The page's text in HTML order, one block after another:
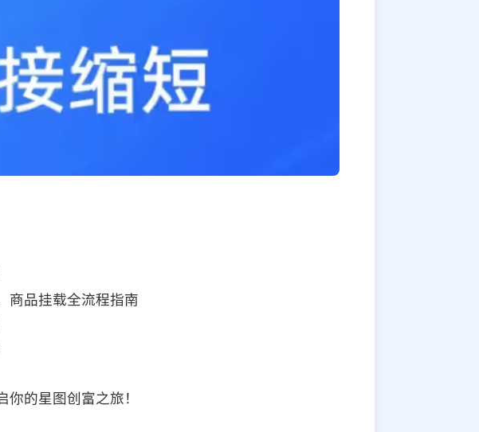
商品挂载全流程指南
的星图创富之旅！